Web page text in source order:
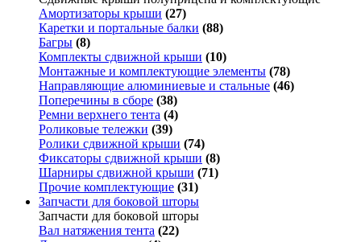
Амортизаторы крыши (27)
Каретки и портальные балки (88)
Багры (8)
Комплекты сдвижной крыши (10)
Монтажные и комплектующие элементы (78)
Направляющие алюминиевые и стальные (46)
Поперечины в сборе (38)
Ремни верхнего тента (4)
Роликовые тележки (39)
Ролики сдвижной крыши (74)
Фиксаторы сдвижной крыши (8)
Шарниры сдвижной крыши (71)
Прочие комплектующие (31)
Запчасти для боковой шторы
Запчасти для боковой шторы
Вал натяжения тента (22)